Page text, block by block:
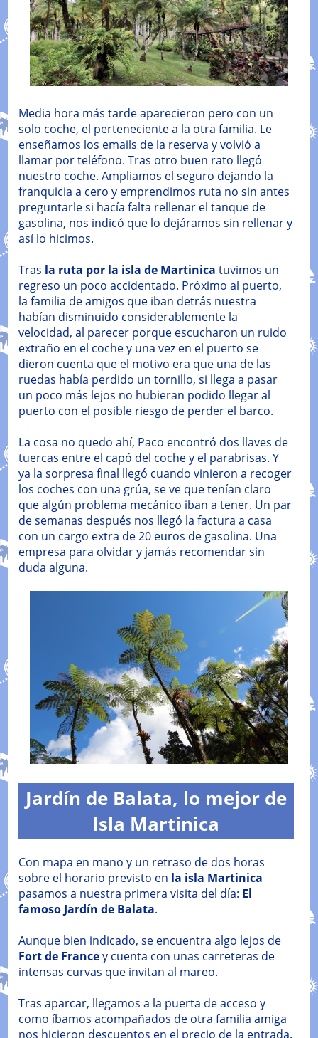
Media hora más tarde aparecieron pero con un
solo coche, el perteneciente a la otra familia. Le
enseñamos los emails de la reserva y volvió a
llamar por teléfono. Tras otro buen rato llegó
nuestro coche. Ampliamos el seguro dejando la
franquicia a cero y emprendimos ruta no sin antes
preguntarle si hacía falta rellenar el tanque de
gasolina, nos indicó que lo dejáramos sin rellenar y
así lo hicimos.
Tras la ruta por la isla de Martinica tuvimos un
regreso un poco accidentado. Próximo al puerto,
la familia de amigos que iban detrás nuestra
habían disminuido considerablemente la
velocidad, al parecer porque escucharon un ruido
extraño en el coche y una vez en el puerto se
dieron cuenta que el motivo era que una de las
ruedas había perdido un tornillo, si llega a pasar
un poco más lejos no hubieran podido llegar al
puerto con el posible riesgo de perder el barco.
La cosa no quedo ahí, Paco encontró dos llaves de
tuercas entre el capó del coche y el parabrisas. Y
ya la sorpresa final llegó cuando vinieron a recoger
los coches con una grúa, se ve que tenían claro
que algún problema mecánico iban a tener. Un par
de semanas después nos llegó la factura a casa
con un cargo extra de 20 euros de gasolina. Una
empresa para olvidar y jamás recomendar sin
duda alguna.
Jardín de Balata, lo mejor de
Isla Martinica
Con mapa en mano y un retraso de dos horas
sobre el horario previsto en la isla Martinica
pasamos a nuestra primera visita del día: El
famoso Jardín de Balata.
Aunque bien indicado, se encuentra algo lejos de
Fort de Francey cuenta con unas carreteras de
intensas curvas que invitan al mareo.
Tras aparcar, llegamos a la puerta de acceso y
como íbamos acompañados de otra familia amiga
nos hicieron descuentos en el precio de la entrada.